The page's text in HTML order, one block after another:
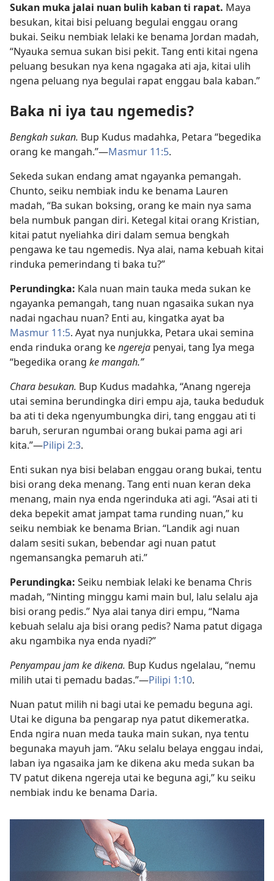
Sukan muka jalai nuan bulih kaban ti rapat. Maya
besukan, kitai bisi peluang begulai enggau orang
bukai. Seiku nembiak lelaki ke benama Jordan madah,
“Nyauka semua sukan bisi pekit. Tang enti kitai ngena
peluang besukan nya kena ngagaka ati aja, kitai ulih
ngena peluang nya begulai rapat enggau bala kaban.”
Baka ni iya tau ngemedis?
Bengkah sukan. Bup Kudus madahka, Petara “begedika
orang ke mangah.”—Masmur 11:5.
Sekeda sukan endang amat ngayanka pemangah.
Chunto, seiku nembiak indu ke benama Lauren
madah, “Ba sukan boksing, orang ke main nya sama
bela numbuk pangan diri. Ketegal kitai orang Kristian,
kitai patut nyeliahka diri dalam semua bengkah
pengawa ke tau ngemedis. Nya alai, nama kebuah kitai
rinduka pemerindang ti baka tu?”
Perundingka: Kala nuan main tauka meda sukan ke
ngayanka pemangah, tang nuan ngasaika sukan nya
nadai ngachau nuan? Enti au, kingatka ayat ba
Masmur 11:5. Ayat nya nunjukka, Petara ukai semina
enda rinduka orang kengereja penyai, tang Iya mega
“begedika orang ke mangah.”
Chara besukan. Bup Kudus madahka, “Anang ngereja
utai semina berundingka diri empu aja, tauka beduduk
ba ati ti deka ngenyumbungka diri, tang enggau ati ti
baruh, seruran ngumbai orang bukai pama agi ari
kita.”—Pilipi 2:3.
Enti sukan nya bisi belaban enggau orang bukai, tentu
bisi orang deka menang. Tang enti nuan keran deka
menang, main nya enda ngerinduka ati agi. “Asai ati ti
deka bepekit amat jampat tama runding nuan,” ku
seiku nembiak ke benama Brian. “Landik agi nuan
dalam sesiti sukan, bebendar agi nuan patut
ngemansangka pemaruh ati.”
Perundingka: Seiku nembiak lelaki ke benama Chris
madah, “Ninting minggu kami main bul, lalu selalu aja
bisi orang pedis.” Nya alai tanya diri empu, “Nama
kebuah selalu aja bisi orang pedis? Nama patut digaga
aku ngambika nya enda nyadi?”
Penyampau jam ke dikena. Bup Kudus ngelalau, “nemu
milih utai ti pemadu badas.”—Pilipi 1:10.
Nuan patut milih ni bagi utai ke pemadu beguna agi.
Utai ke diguna ba pengarap nya patut dikemeratka.
Enda ngira nuan meda tauka main sukan, nya tentu
begunaka mayuh jam. “Aku selalu belaya enggau indai,
laban iya ngasaika jam ke dikena aku meda sukan ba
TV patut dikena ngereja utai ke beguna agi,” ku seiku
nembiak indu ke benama Daria.